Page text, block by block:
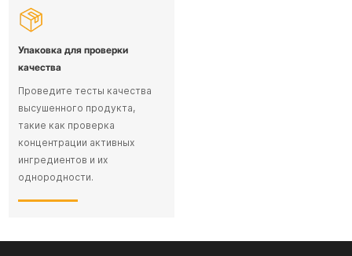
Упаковка для проверки
качества
Проведите тесты качества
высушенного продукта,
такие как проверка
концентрации активных
ингредиентов и их
однородности.